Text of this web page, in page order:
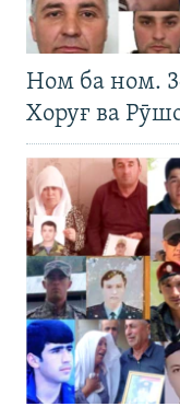
Ном ба ном.
Хоруғ ва